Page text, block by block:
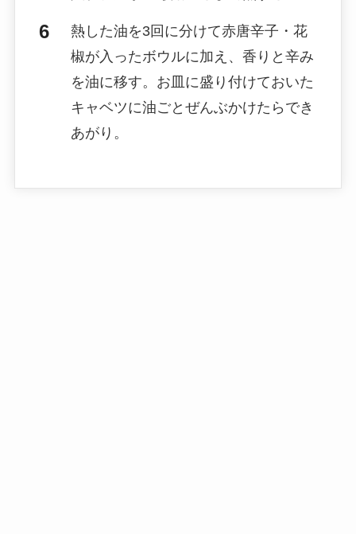
熱した油を3回に分けて赤唐辛子・花
椒が入ったボウルに加え、香りと辛み
を油に移す。お皿に盛り付けておいた
キャベツに油ごとぜんぶかけたらでき
あがり。